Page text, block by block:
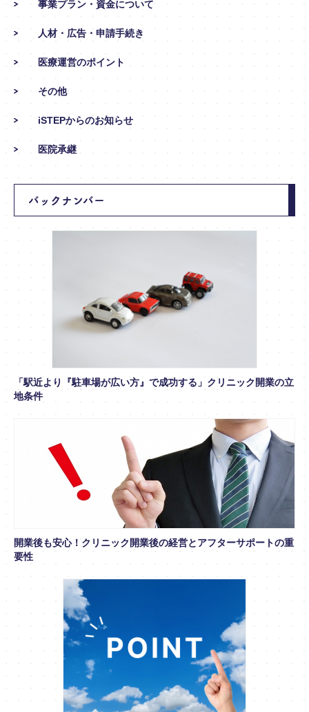
事業プラン・資金について
人材・広告・申請手続き
医療運営のポイント
その他
iSTEPからのお知らせ
医院承継
バックナンバー
「駅近より『駐車場が広い方』で成功する」クリニック開業の立
地条件
開業後も安心！クリニック開業後の経営とアフターサポートの重
要性